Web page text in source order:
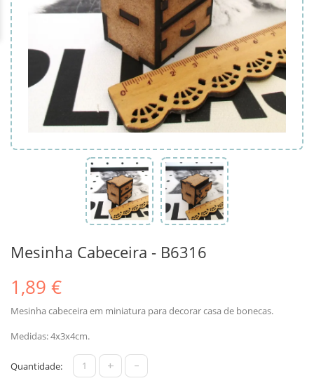
Mesinha Cabeceira - B6316
1,89 €
Mesinha cabeceira em miniatura para decorar casa de bonecas.
Medidas: 4x3x4cm.
Quantidade: + -